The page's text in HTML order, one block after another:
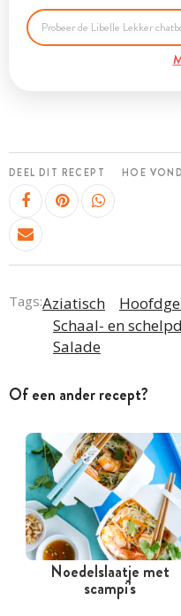
DEEL DIT RECEPT HOE
Tags:Aziatisch
Schaal- en
Salade
Of een ander recept?
Noedelslaatje met
scampi's